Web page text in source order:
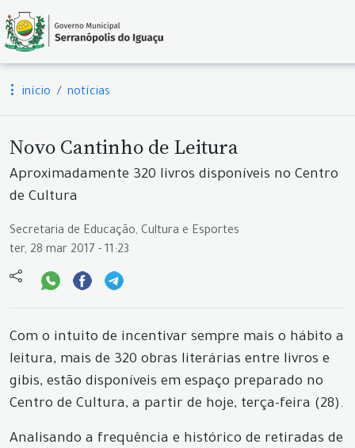
início notícias
Novo Cantinho de Leitura
Aproximadamente 320 livros disponíveis no Centro
de Cultura
Secretaria de Educação, Cultura e Esportes
ter, 28 mar 2017 - 11:23
Com o intuito de incentivar sempre mais o hábito a
leitura, mais de 320 obras literárias entre livros e
gibis, estão disponíveis em espaço preparado no
Centro de Cultura, a partir de hoje, terça-feira (28).
Analisando a frequência e histórico de retiradas de